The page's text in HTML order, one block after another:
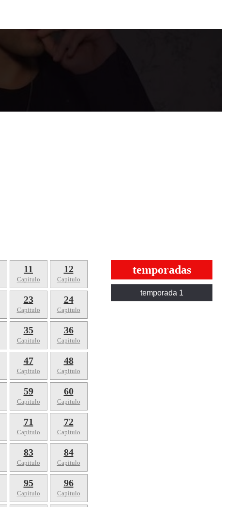
temporadas
temporada 1
11
Capitulo
12
Capitulo
23
Capitulo
24
Capitulo
35
Capitulo
36
Capitulo
47
Capitulo
48
Capitulo
59
Capitulo
60
Capitulo
71
Capitulo
72
Capitulo
83
Capitulo
84
Capitulo
95
Capitulo
96
Capitulo